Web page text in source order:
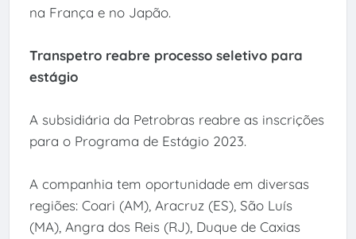
na França e no Japão.
Transpetro reabre processo seletivo para
estágio
A subsidiária da Petrobras reabre as inscrições
para o Programa de Estágio 2023.
A companhia tem oportunidade em diversas
regiões: Coari (AM), Aracruz (ES), São Luís
(MA), Angra dos Reis (RJ), Duque de Caxias